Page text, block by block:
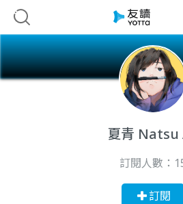
夏青 Natsu
訂閱人數：
訂閱